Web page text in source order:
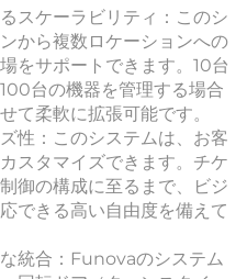
スケーラビリティ：このシ
から複数ロケーションへの
をサポートできます。10台
台の機器を管理する場合
て柔軟に拡張可能です。
性：このシステムは、お客
スタマイズできます。チケ
御の構成に至るまで、ビジ
できる高い自由度を備えて
統合：Funovaのシステム